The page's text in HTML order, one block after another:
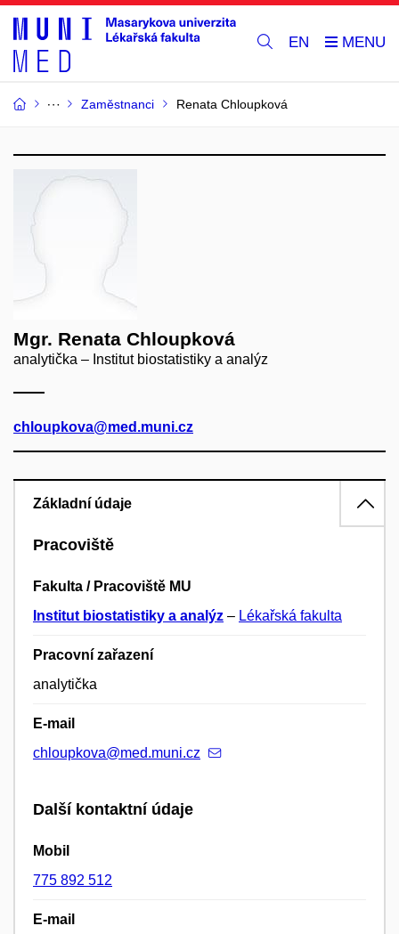
EN
Zaměstnanci Renata Chloupková
Mgr. Renata Chloupková
analytička – Institut biostatistiky a analýz
chloupkova@med.muni.cz
Základní údaje
Pracoviště
Fakulta / Pracoviště MU
Institut biostatistiky a analýz – Lékařská fakulta
Pracovní zařazení
analytička
E-mail
chloupkova@med.muni.cz
Další kontaktní údaje
Mobil
775 892 512
E-mail